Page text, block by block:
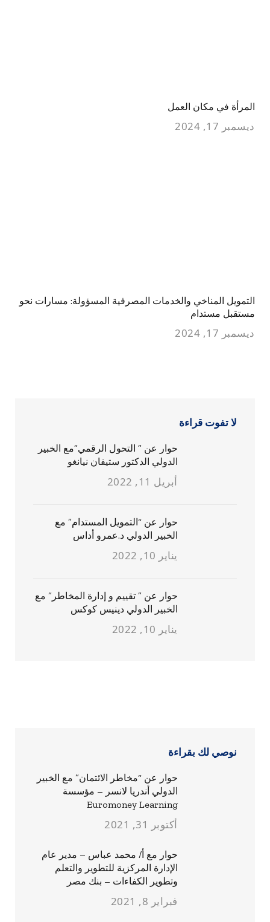
المرأة في مكان العمل
ديسمبر 17, 2024
التمويل المناخي والخدمات المصرفية المسؤولة: مسارات نحو
مستقبل مستدام
ديسمبر 17, 2024
لا تفوت قراءة
حوار عن ” التحول الرقمي”مع الخبير
الدولي الدكتور ستيفان نيانغو
أبريل 11, 2022
حوار عن “التمويل المستدام” مع
الخبير الدولي د.عمرو أداس
يناير 10, 2022
حوار عن ” تقييم و إدارة المخاطر” مع
الخبير الدولي دينيس كوكس
يناير 10, 2022
نوصي لك بقراءة
حوار عن “مخاطر الائتمان” مع الخبير
الدولي أندريا لانسر – مؤسسة
Euromoney Learning
أكتوبر 31, 2021
حوار مع أ/ محمد عباس – مدير عام
الإدارة المركزية للتطوير والتعلم
وتطوير الكفاءات – بنك مصر
فبراير 8, 2021